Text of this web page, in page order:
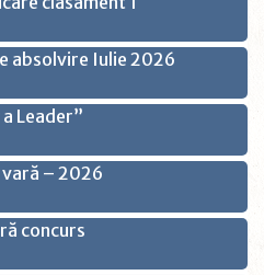
absolvire Iulie 2026
Leader”
– 2026
concurs